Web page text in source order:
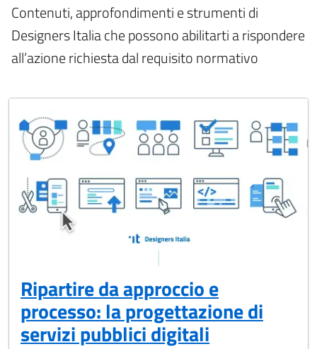
Contenuti, approfondimenti e strumenti di
Designers Italia che possono abilitarti a rispondere
all’azione richiesta dal requisito normativo
Ripartire da approccio e
processo: la progettazione di
servizi pubblici digitali